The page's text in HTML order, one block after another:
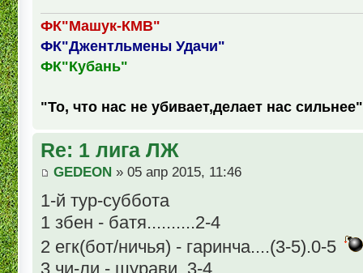
ФК"Машук-КМВ"
ФК"Джентльмены Удачи"
ФК"Кубань"
"То, что нас не убивает,делает нас сильнее"
Re: 1 лига ЛЖ
GEDEON » 05 апр 2015, 11:46
1-й тур-суббота
1 збен - батя..........2-4
2 егк(бот/ничья) - гаринча....(3-5).0-5
3 чи-ли - шурави..3-4